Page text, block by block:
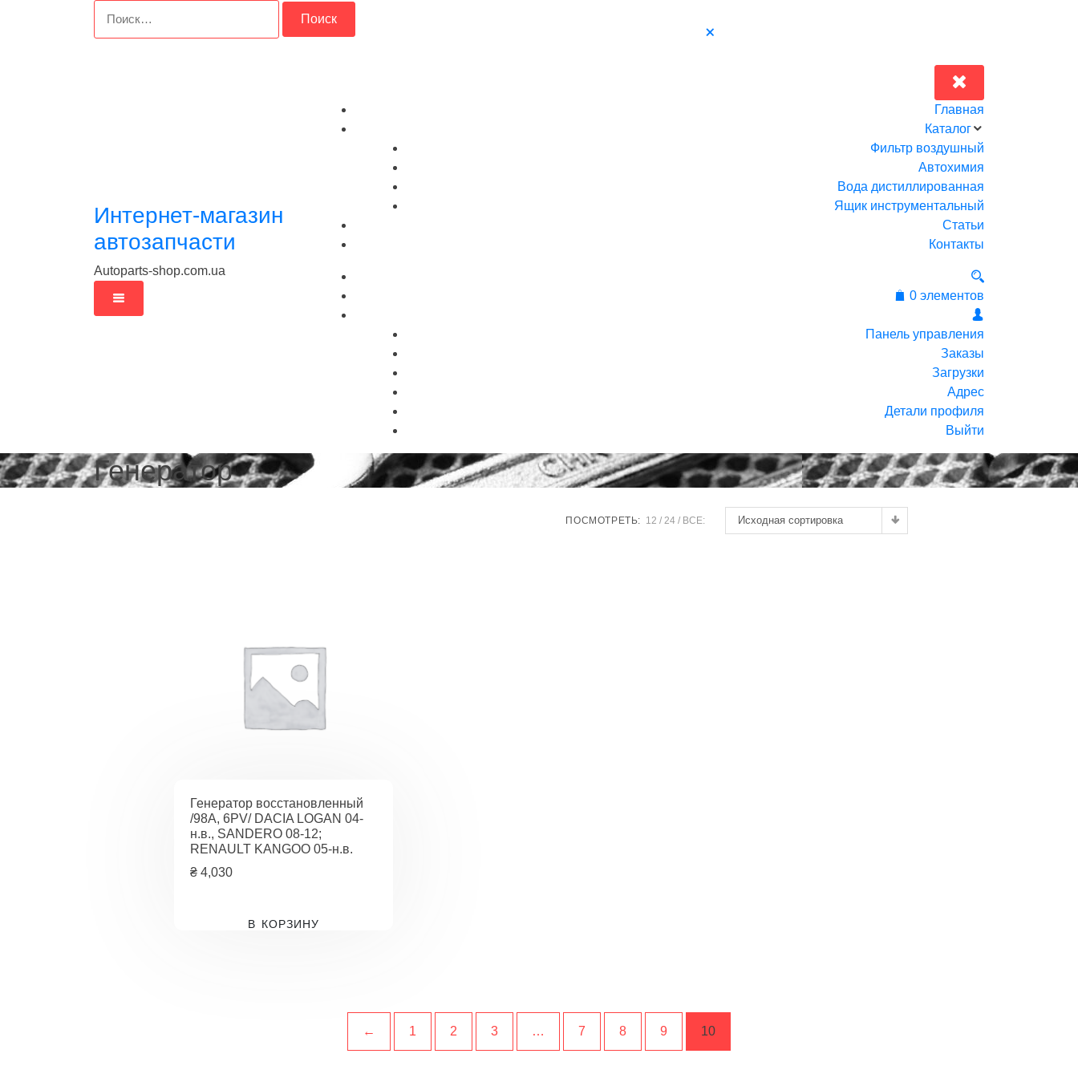
Интернет-магазин
автозапчасти
Autoparts-shop.com.ua
Главная
Каталог
Фильтр воздушный
Автохимия
Вода дистиллированная
Ящик инструментальный
Статьи
Контакты
0 элементов
Панель управления
Заказы
Загрузки
Адрес
Детали профиля
Выйти
Генератор
Исходная сортировка
ПОСМОТРЕТЬ: 12 24 ВСЕ:
Генератор восстановленный
/98A, 6PV/ DACIA LOGAN 04-
н.в., SANDERO 08-12;
RENAULT KANGOO 05-н.в.
₴ 4,030
В КОРЗИНУ
← 1 2 3 … 7 8 9 10